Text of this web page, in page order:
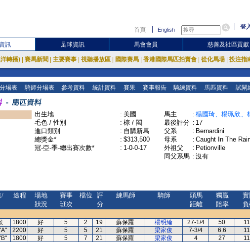
首頁 English 登
訊 足球資訊 馬會會員 慈善及社區貢獻
轉播) 賽馬新聞 主要賽事 視聽播放區 國際賽馬 香港國際馬匹拍賣會 從化馬場 投注指
場表 騎師分場表 參考資料 統計資料 賽果 賽事報告 騎練資料 馬匹資料 試閘
出生地 : 美國
毛色 / 性別
: 棕 / 閹
進口類別
: 自購新馬
總獎金*
: $313,500
冠-亞-季-總出賽次數*
: 1-0-0-17
馬主 : 楊國琦、楊珮欣、
最後評分 : 17
父系
: Bernardini
母系
: Caught In The
外祖父
: Petionville
同父系馬 : 沒有
/
途程
場地
狀況
賽事
班次
檔位
評
分
練馬師 騎師
頭馬
距離
獨贏
賠率
1800 好 5 2 19 蘇保羅 楊明綸 27-1/4 50
2200 好 5 5 21 蘇保羅 梁家俊 7-3/4 6.6
1800 好 5 7 21 蘇保羅 梁家俊 4 27